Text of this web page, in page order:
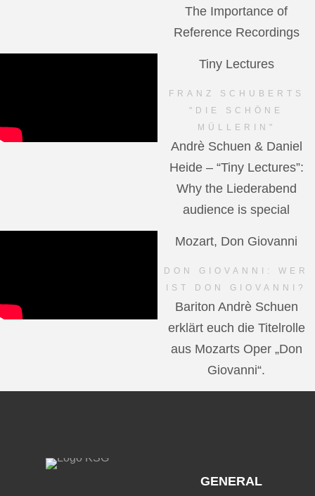
The Importance of
Reference Recordings
Tiny Lectures
FRANZ SCHUBERTS
"DIE SCHÖNE
MÜLLERIN"
Andrè Schuen & Daniel
Heide – “Tiny Lectures”:
Why the Liederabend
audience is special
Mozart, Don Giovanni
DON GIOVANNI: WER
IST DON GIOVANNI?
Bariton Andrè Schuen
erklärt euch die Titelrolle
aus Mozarts Oper „Don
Giovanni“.
GENERAL